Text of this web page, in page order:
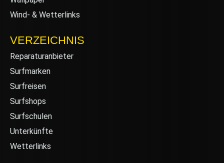
Wind- & Wetterlinks
VERZEICHNIS
Reparaturanbieter
Surfmarken
Surfreisen
Surfshops
Surfschulen
Unterkünfte
Wetterlinks